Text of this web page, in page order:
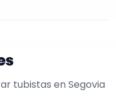
tubistas en Segovia